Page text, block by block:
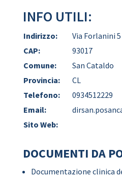
INFO UTILI:
Indirizzo:
Via Forlanini 5
CAP:
93017
Comune:
San Cataldo
Provincia:
CL
Telefono:
0934512229
Email:
Sito Web:
DOCUMENTI DA
Documentazione clinica